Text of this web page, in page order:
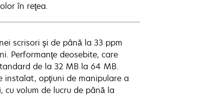
în reţea.
scrisori şi de până la 33 ppm
Performanţe deosebite, care
de la 32 MB la 64 MB.
instalat, opţiuni de manipulare a
volum de lucru de până la